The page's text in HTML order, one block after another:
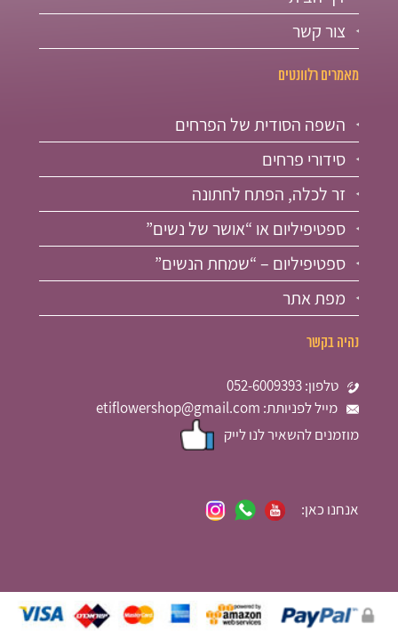
צור קשר
מאמרים רלוונטים
השפה הסודית של הפרחים
סידורי פרחים
זר לכלה, הפתח לחתונה
ספטיפיליום או “אושר של נשים”
ספטיפיליום – “שמחת הנשים”
מפת אתר
נהיה בקשר
טלפון: 052-6009393
מייל לפניותת: etiflowershop@gmail.com
מוזמנים להשאיר לנו לייק
אנחנו כאן: